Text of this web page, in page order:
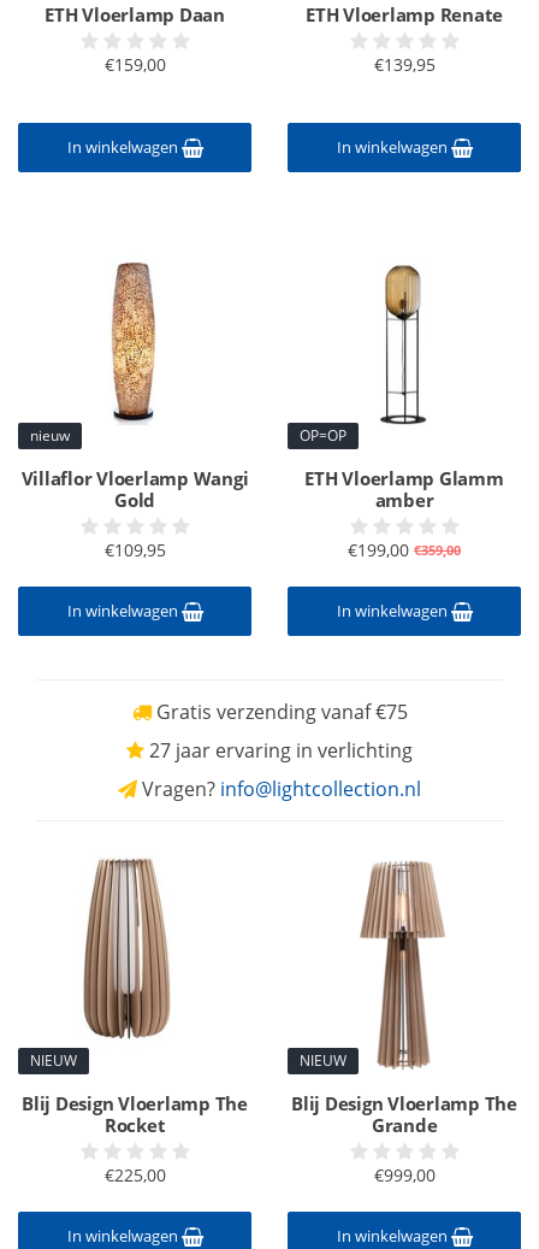
ETH Vloerlamp Daan
€159,00
In winkelwagen
ETH Vloerlamp Renate
€139,95
In winkelwagen
nieuw
Villaflor Vloerlamp Wangi
Gold
€109,95
In winkelwagen
OP=OP
ETH Vloerlamp Glamm
amber
€199,00 €359,00
In winkelwagen
Gratis verzending vanaf €75
27 jaar ervaring in verlichting
Vragen? info@lightcollection.nl
NIEUW
Blij Design Vloerlamp The
Rocket
€225,00
In winkelwagen
NIEUW
Blij Design Vloerlamp The
Grande
€999,00
In winkelwagen